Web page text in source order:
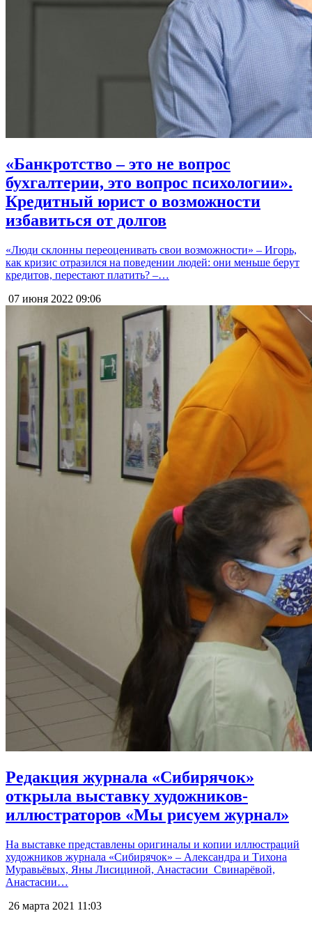
«Банкротство – это не вопрос
бухгалтерии, это вопрос психологии».
Кредитный юрист о возможности
избавиться от долгов
«Люди склонны переоценивать свои возможности» – Игорь,
как кризис отразился на поведении людей: они меньше берут
кредитов, перестают платить? –…
07 июня 2022 09:06
Редакция журнала «Сибирячок»
открыла выставку художников-
иллюстраторов «Мы рисуем журнал»
На выставке представлены оригиналы и копии иллюстраций
художников журнала «Сибирячок» – Александра и Тихона
Муравьёвых, Яны Лисициной, Анастасии Свинарёвой,
Анастасии…
26 марта 2021 11:03